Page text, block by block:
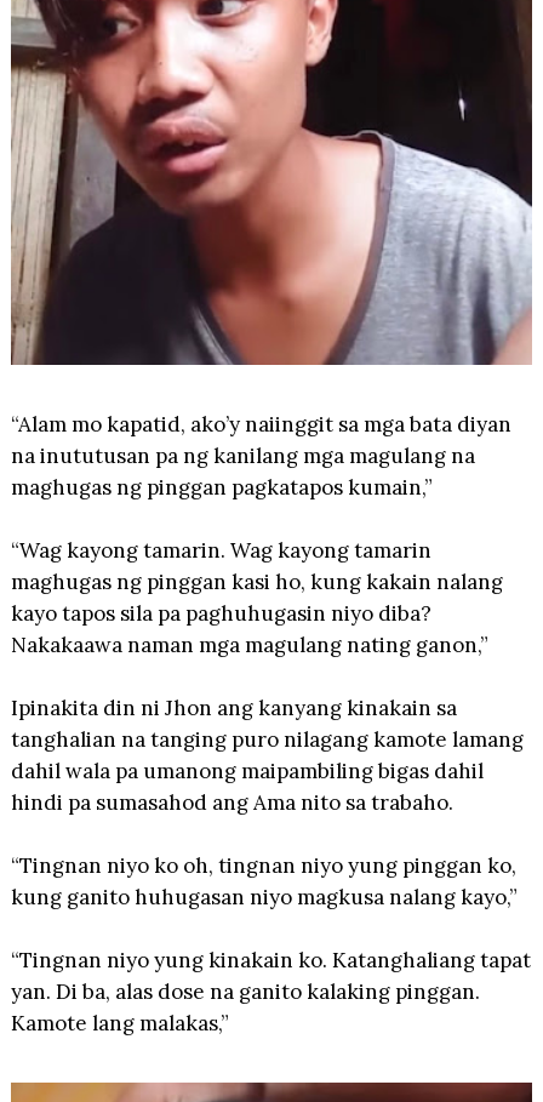
“Alam mo kapatid, ako’y naiinggit sa mga bata diyan
na inututusan pa ng kanilang mga magulang na
maghugas ng pinggan pagkatapos kumain,”
“Wag kayong tamarin. Wag kayong tamarin
maghugas ng pinggan kasi ho, kung kakain nalang
kayo tapos sila pa paghuhugasin niyo diba?
Nakakaawa naman mga magulang nating ganon,”
Ipinakita din ni Jhon ang kanyang kinakain sa
tanghalian na tanging puro nilagang kamote lamang
dahil wala pa umanong maipambiling bigas dahil
hindi pa sumasahod ang Ama nito sa trabaho.
“Tingnan niyo ko oh, tingnan niyo yung pinggan ko,
kung ganito huhugasan niyo magkusa nalang kayo,”
“Tingnan niyo yung kinakain ko. Katanghaliang tapat
yan. Di ba, alas dose na ganito kalaking pinggan.
Kamote lang malakas,”